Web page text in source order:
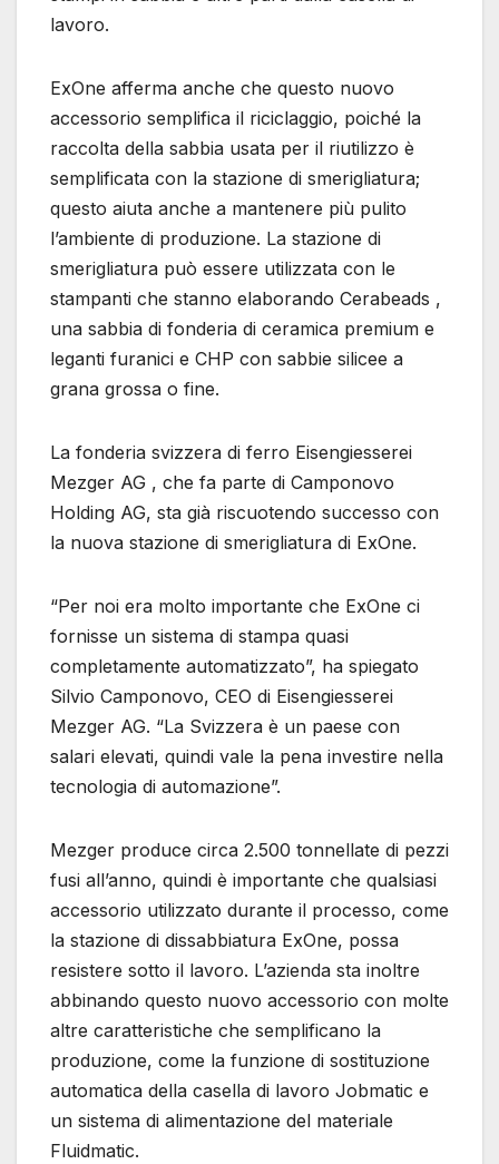
lavoro.
ExOne afferma anche che questo nuovo
accessorio semplifica il riciclaggio, poiché la
raccolta della sabbia usata per il riutilizzo è
semplificata con la stazione di smerigliatura;
questo aiuta anche a mantenere più pulito
l’ambiente di produzione. La stazione di
smerigliatura può essere utilizzata con le
stampanti che stanno elaborando Cerabeads ,
una sabbia di fonderia di ceramica premium e
leganti furanici e CHP con sabbie silicee a
grana grossa o fine.
La fonderia svizzera di ferro Eisengiesserei
Mezger AG , che fa parte di Camponovo
Holding AG, sta già riscuotendo successo con
la nuova stazione di smerigliatura di ExOne.
“Per noi era molto importante che ExOne ci
fornisse un sistema di stampa quasi
completamente automatizzato”, ha spiegato
Silvio Camponovo, CEO di Eisengiesserei
Mezger AG. “La Svizzera è un paese con
salari elevati, quindi vale la pena investire nella
tecnologia di automazione”.
Mezger produce circa 2.500 tonnellate di pezzi
fusi all’anno, quindi è importante che qualsiasi
accessorio utilizzato durante il processo, come
la stazione di dissabbiatura ExOne, possa
resistere sotto il lavoro. L’azienda sta inoltre
abbinando questo nuovo accessorio con molte
altre caratteristiche che semplificano la
produzione, come la funzione di sostituzione
automatica della casella di lavoro Jobmatic e
un sistema di alimentazione del materiale
Fluidmatic.